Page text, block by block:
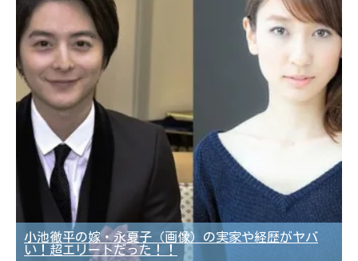
小池徹平の嫁・永夏子（画像）の実家や経歴がヤバ
い！超エリートだった！！